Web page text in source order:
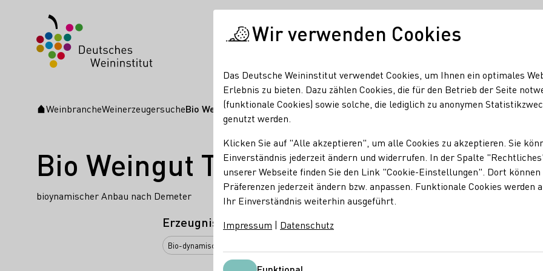
Startseite
WeinbrancheWeinerzeugersucheBio Weingut Trautwein
Bio Weingut Trautwein
bioynamischer Anbau nach Demeter
Erzeugnisse
Bio-dynamisch
Wir verwenden Cookies
Das Deutsche Weininstitut verwendet Cookies, um Ihnen ein optimales
Erlebnis zu bieten. Dazu zählen Cookies, die für den Betrieb der Seite
(funktionale Cookies) sowie solche, die lediglich zu anonymen
genutzt werden.
Klicken Sie auf "Alle akzeptieren", um alle Cookies zu akzeptieren. Sie
Einverständnis jederzeit ändern und widerrufen. In der Spalte
unserer Webseite finden Sie den Link "Cookie-Einstellungen". Dort können
Präferenzen jederzeit ändern bzw. anpassen. Funktionale Cookies werden
Ihr Einverständnis weiterhin ausgeführt.
Impressum | Datenschutz